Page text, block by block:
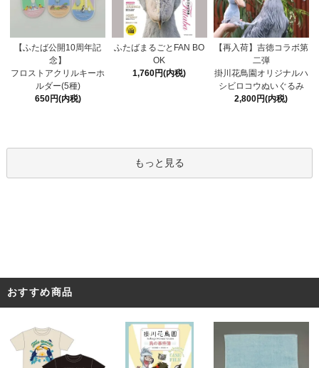
【ふたば公開10周年記
念】
フロストアクリルキーホ
ルダー(5種)
650円(内税)
ふたばまるごとFAN BO
OK
1,760円(内税)
【再入荷】吉徳コラボ第
二弾
掛川花鳥園オリジナルハ
シビロコウぬいぐるみ
2,800円(内税)
もっと見る
おすすめ商品